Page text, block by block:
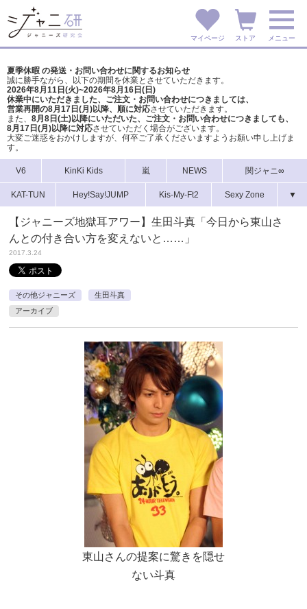
マイページ ストア メニュー
夏季休暇 の発送・お問い合わせに関するお知らせ
誠に勝手ながら、以下の期間を休業とさせていただきます。
2026年8月11日(火)~2026年8月16日(日)
休業中にいただきました、ご注文・お問い合わせにつきましては、
営業再開の8月17日(月)以降、順に対応させていただきます。
また、 8月8日(土)以降にいただいた、ご注文・ お問い合わせにつきましても、
8月17日(月)以降に対応させていただく場合がございます。
大変ご迷惑をおかけしますが、 何卒ご了承くださいますようお願い申し上げま
す。
V6 KinKi Kids 嵐 NEWS 関ジャニ∞
KAT-TUN Hey!Say!JUMP Kis-My-Ft2 Sexy Zone ▼
【ジャニーズ地獄耳アワー】生田斗真「今日から東山さ
んとの付き合い方を変えないと……」
2017.3.24
その他ジャニーズ
生田斗真
アーカイブ
東山さんの提案に驚きを隠せ
ない斗真